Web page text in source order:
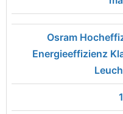
Osram
Energieeffizienz